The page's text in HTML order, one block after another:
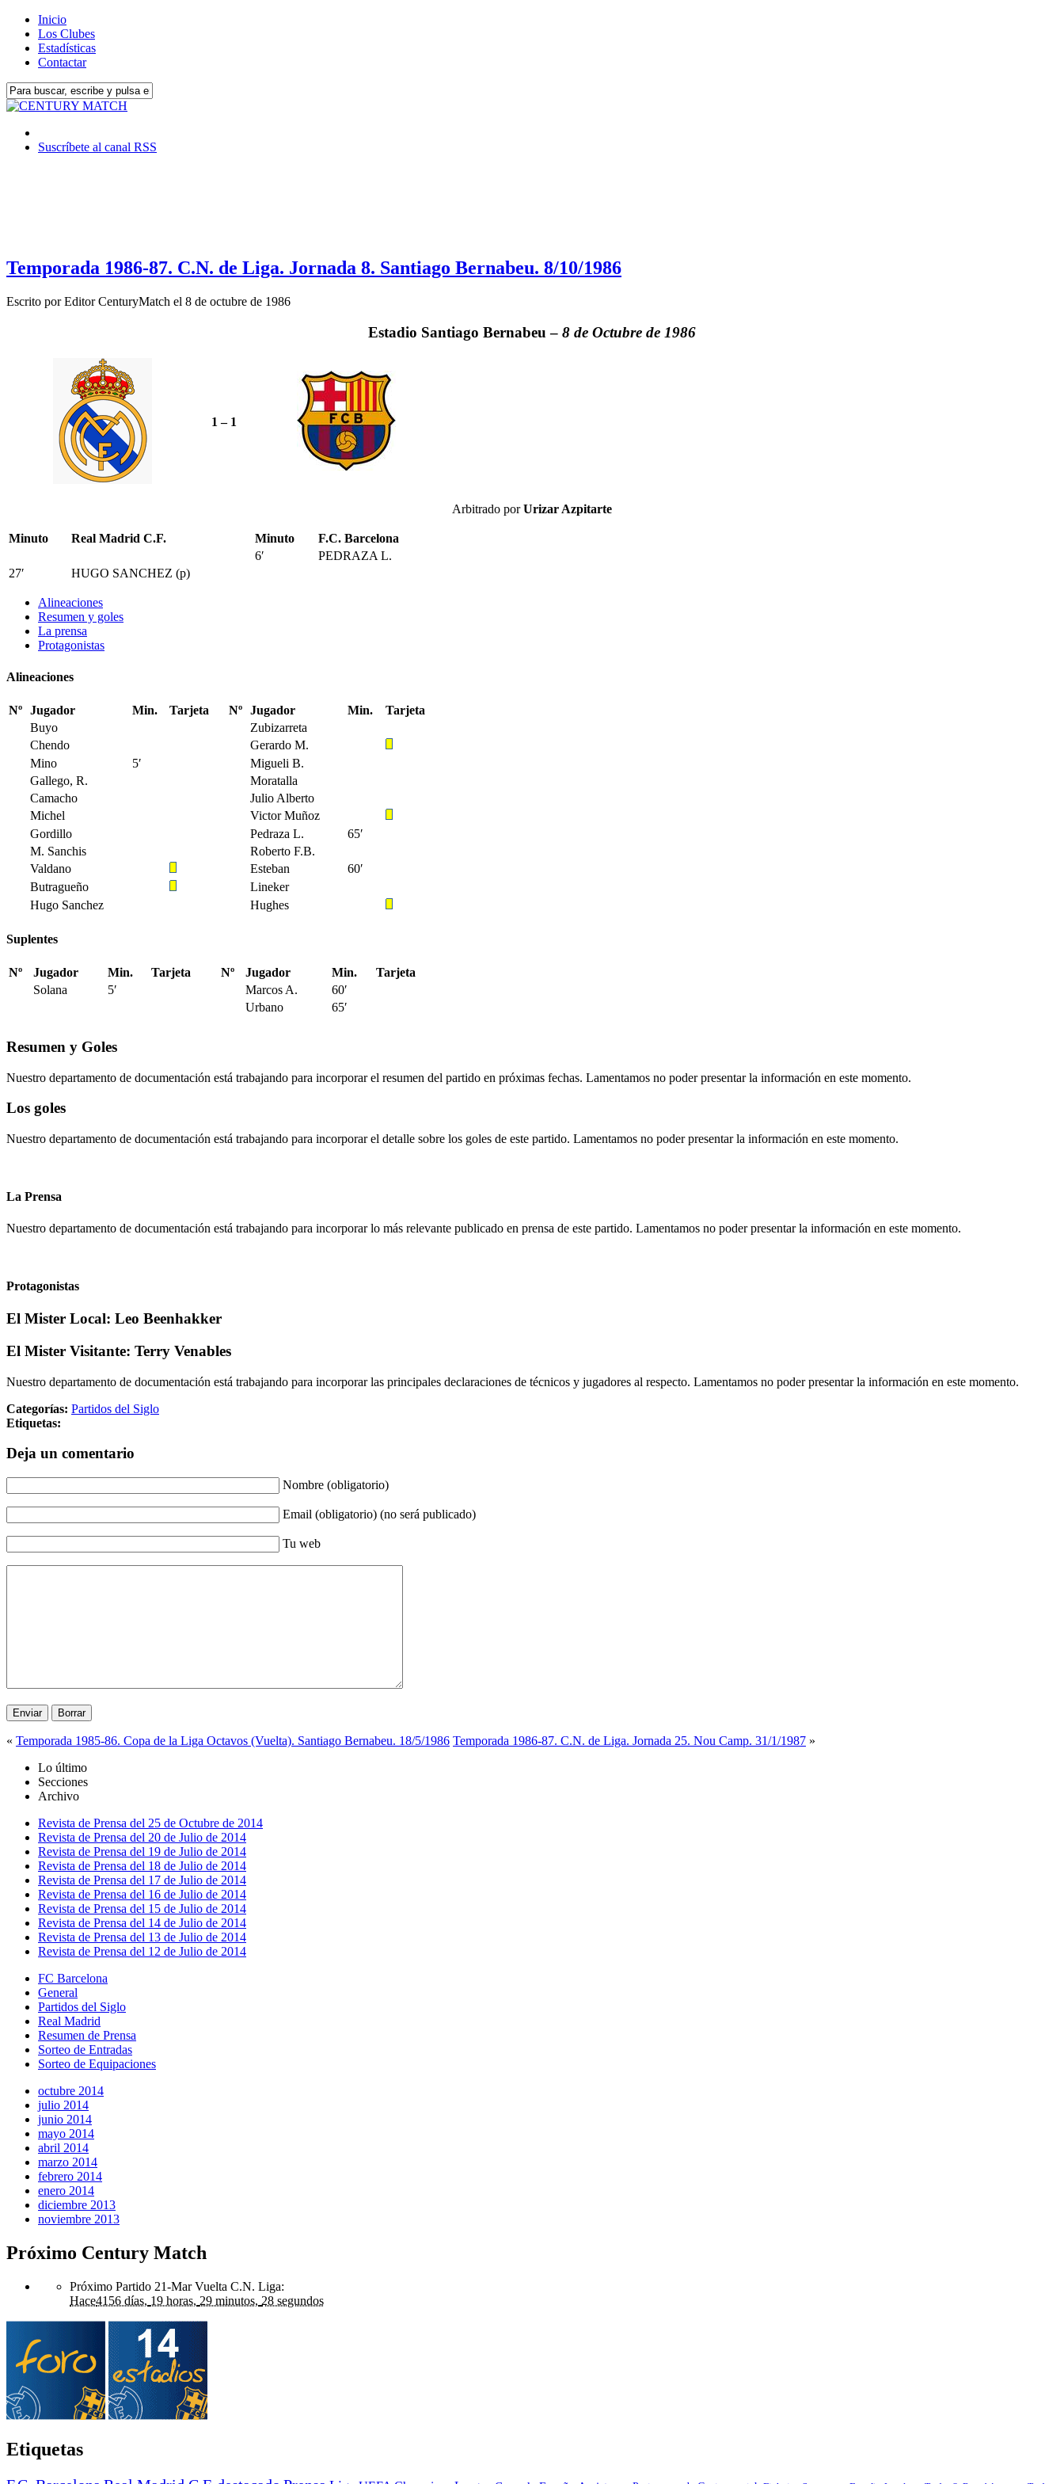
Inicio
Los Clubes
Estadísticas
Contactar
Suscríbete al canal RSS
Temporada 1986-87. C.N. de Liga. Jornada 8. Santiago Bernabeu. 8/10/1986
Escrito porEditor CenturyMatch el 8 de octubre de 1986
Estadio Santiago Bernabeu – 8 de Octubre de 1986
1 – 1
Arbitrado porUrizar Azpitarte
Minuto Real Madrid C.F. Minuto
F.C. Barcelona
6′
PEDRAZA L.
27′
HUGO SANCHEZ (p)
Alineaciones
Resumen y goles
La prensa
Protagonistas
Alineaciones
Nº Jugador Min. Tarjeta Nº Jugador Min.
Tarjeta
Buyo
Zubizarreta
Chendo
Gerardo M.
Mino
5′
Migueli B.
Gallego, R.
Moratalla
Camacho
Julio Alberto
Michel
Victor Muñoz
Gordillo
Pedraza L.
65′
M. Sanchis
Roberto F.B.
Valdano
Esteban
60′
Butragueño
Lineker
Hugo Sanchez
Hughes
Suplentes
Nº Jugador Min. Tarjeta Nº Jugador Min.
Tarjeta
Solana
5′ Marcos A.
60′
Urbano
65′
Resumen y Goles
Nuestro departamento de documentación está trabajando para incorporar el resumen del partido en próximas fechas. Lamentamos no poder presentar la información en este momento.
Los goles
Nuestro departamento de documentación está trabajando para incorporar el detalle sobre los goles de este partido. Lamentamos no poder presentar la información en este momento.
La Prensa
Nuestro departamento de documentación está trabajando para incorporar lo más relevante publicado en prensa de este partido. Lamentamos no poder presentar la información en este momento.
Protagonistas
El Mister Local: Leo Beenhakker
El Mister Visitante: Terry Venables
Nuestro departamento de documentación está trabajando para incorporar las principales declaraciones de técnicos y jugadores al respecto. Lamentamos no poder presentar la información en este momento.
Categorías: Partidos del Siglo
Etiquetas:
Deja un comentario
Nombre (obligatorio)
Email (obligatorio) (no será publicado)
Tu web
« Temporada 1985-86. Copa de la Liga Octavos (Vuelta). Santiago Bernabeu. 18/5/1986 Temporada 1986-87. C.N. de Liga. Jornada 25. Nou Camp. 31/1/1987 »
Lo último
Secciones
Archivo
Revista de Prensa del 25 de Octubre de 2014
Revista de Prensa del 20 de Julio de 2014
Revista de Prensa del 19 de Julio de 2014
Revista de Prensa del 18 de Julio de 2014
Revista de Prensa del 17 de Julio de 2014
Revista de Prensa del 16 de Julio de 2014
Revista de Prensa del 15 de Julio de 2014
Revista de Prensa del 14 de Julio de 2014
Revista de Prensa del 13 de Julio de 2014
Revista de Prensa del 12 de Julio de 2014
FC Barcelona
General
Partidos del Siglo
Real Madrid
Resumen de Prensa
Sorteo de Entradas
Sorteo de Equipaciones
octubre 2014
julio 2014
junio 2014
mayo 2014
abril 2014
marzo 2014
febrero 2014
enero 2014
diciembre 2013
noviembre 2013
Próximo Century Match
Próximo Partido 21-Mar Vuelta C.N. Liga:
Hace4156 días, 19 horas, 29 minutos, 28 segundos
Etiquetas